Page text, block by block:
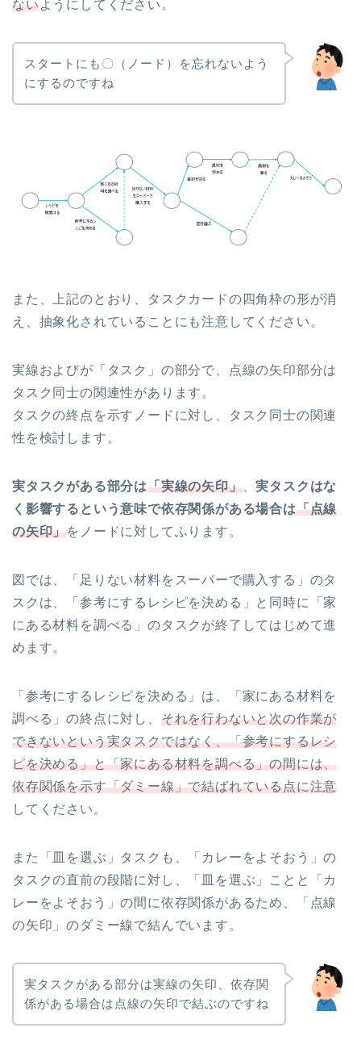
ないようにしてください。
スタートにも〇（ノード）を忘れないよう
にするのですね
また、上記のとおり、タスクカードの四角枠の形が消
え、抽象化されていることにも注意してください。
実線およびが「タスク」の部分で、点線の矢印部分は
タスク同士の関連性があります。
タスクの終点を示すノードに対し、タスク同士の関連
性を検討します。
実タスクがある部分は「実線の矢印」、実タスクはな
く影響するという意味で依存関係がある場合は「点線
の矢印」をノードに対してふります。
図では、「足りない材料をスーパーで購入する」のタ
スクは、「参考にするレシピを決める」と同時に「家
にある材料を調べる」のタスクが終了してはじめて進
めます。
「参考にするレシピを決める」は、「家にある材料を
調べる」の終点に対し、 それを行わないと次の作業が
できないという実タスクではなく、「参考にするレシ
ピを決める」と「家にある材料を調べる」の間には、
依存関係を示す「ダミー線」で結ばれている点に注意
してください。
また「皿を選ぶ」タスクも、「カレーをよそおう」の
タスクの直前の段階に対し、「皿を選ぶ」ことと「カ
レーをよそおう」の間に依存関係があるため、「点線
の矢印」のダミー線で結んでいます。
実タスクがある部分は実線の矢印、依存関
係がある場合は点線の矢印で結ぶのですね